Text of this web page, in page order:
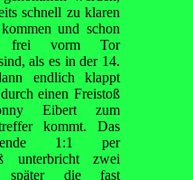
schnell zu klaren
und schon
frei vorm Tor
als es in der 14.
endlich klappt
einen Freistoß
Eibert zum
kommt. Das
1:1 per
unterbricht zwei
später die fast